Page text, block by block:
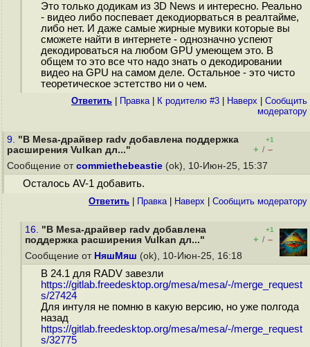
Это только додикам из 3D News и интересно. Реально
- видео либо поспевает декодиорваться в реалтайме,
либо нет. И даже самые жирные мувики которые вы
сможете найти в интернете - однозначно успеют
декодироваться на любом GPU умеющем это. В
общем то это все что надо знать о декодировании
видео на GPU на самом деле. Остальное - это чисто
теоретическое эстетство ни о чем.
Ответить Правка| К родителю #3 Наверх
Cообщить
модератору
9. "В Mesa-драйвер radv добавлена поддержка
расширения Vulkan дл..."
+1
+ / –
Сообщение от commiethebeastie (ok), 10-Июн-25, 15:37
Осталось AV-1 добавить.
Ответить Правка| Наверх Cообщить модератору
16. "В Mesa-драйвер radv добавлена
поддержка расширения Vulkan дл..."
+1
+ / –
Сообщение от НяшМяш (ok), 10-Июн-25, 16:18
В 24.1 для RADV завезли
https://gitlab.freedesktop.org/mesa/mesa/-/merge_request
s/27424
Для интуля не помню в какую версию, но уже полгода
назад
https://gitlab.freedesktop.org/mesa/mesa/-/merge_request
s/32775